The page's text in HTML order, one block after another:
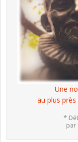
Une
au plus
*
par